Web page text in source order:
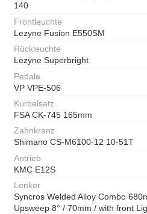
140
Frontleuchte
Lezyne Fusion E550SM
Rückleuchte
Lezyne Superbright
Pedale
VP VPE-506
Kurbelsatz
FSA CK-745 165mm
Zahnkranz
Shimano CS-M6100-12 10-51T
Antrieb
KMC E12S
Lenker
Syncros Welded Alloy Combo
Upsweep 8° / 70mm / with front